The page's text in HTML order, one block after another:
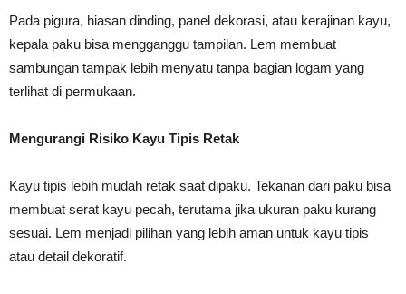
Pada pigura, hiasan dinding, panel dekorasi, atau kerajinan kayu,
kepala paku bisa mengganggu tampilan. Lem membuat
sambungan tampak lebih menyatu tanpa bagian logam yang
terlihat di permukaan.
Mengurangi Risiko Kayu Tipis Retak
Kayu tipis lebih mudah retak saat dipaku. Tekanan dari paku bisa
membuat serat kayu pecah, terutama jika ukuran paku kurang
sesuai. Lem menjadi pilihan yang lebih aman untuk kayu tipis
atau detail dekoratif.